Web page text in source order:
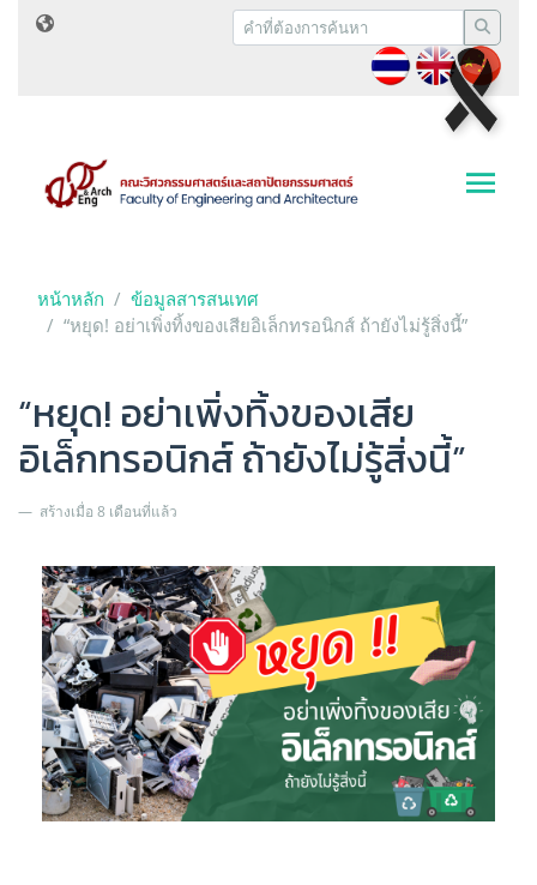
หน้าหลัก
ข้อมูลสารสนเทศ
“หยุด! อย่าเพิ่งทิ้งของเสียอิเล็กทรอนิกส์ ถ้ายังไม่รู้สิ่งนี้”
“หยุด! อย่าเพิ่งทิ้งของเสีย
อิเล็กทรอนิกส์ ถ้ายังไม่รู้สิ่งนี้”
สร้างเมื่อ 8 เดือนที่แล้ว